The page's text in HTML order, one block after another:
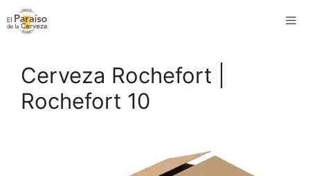
Saltar
al
Cerveza Rochefort |
Rochefort 10